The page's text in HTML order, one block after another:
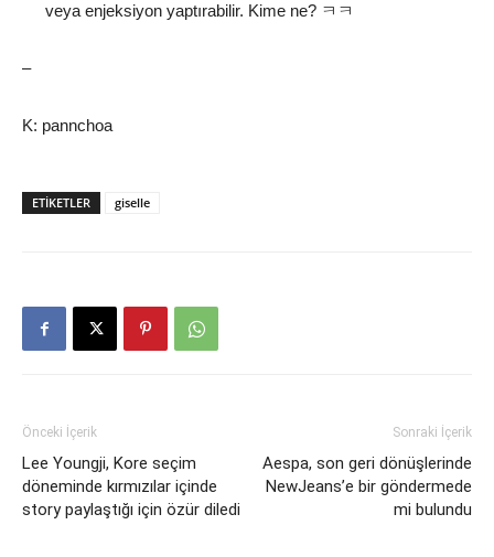
veya enjeksiyon yaptırabilir. Kime ne? ㅋㅋ
–
K: pannchoa
ETIKETLER giselle
Önceki İçerik
Lee Youngji, Kore seçim
döneminde kırmızılar içinde
story paylaştığı için özür diledi
Sonraki İçerik
Aespa, son geri dönüşlerinde
NewJeans’e bir göndermede
mi bulundu